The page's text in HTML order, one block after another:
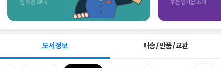
도서정보 배송/반품/교환